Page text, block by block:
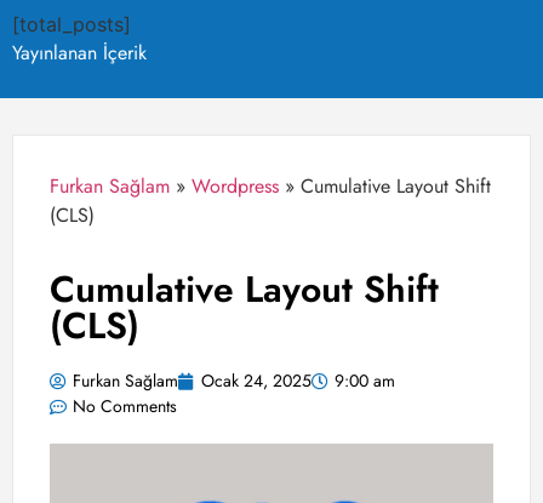
[total_posts]
Yayınlanan İçerik
Furkan Sağlam » Wordpress » Cumulative Layout Shift
(CLS)
Cumulative Layout Shift
(CLS)
Furkan Sağlam Ocak 24, 2025
9:00 am
No Comments